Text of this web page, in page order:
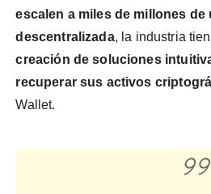
escalen a miles de millones de
descentralizada, la industria
creación de soluciones
recuperar sus activos
Wallet.